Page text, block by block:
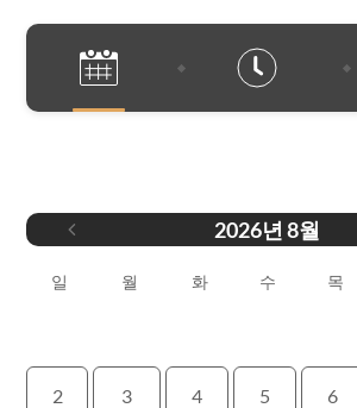
2026년 8월
일 월 화 수 목
2 3 4 5 6